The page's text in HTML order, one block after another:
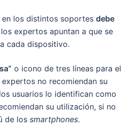
en los distintos soportes debe
expertos apuntan a que se
cada dispositivo.
o icono de tres líneas para el
no recomiendan su
usuarios lo identifican como
su utilización, si no
de los smartphones.